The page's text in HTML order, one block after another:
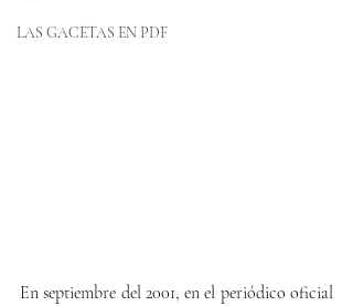
LAS GACETAS EN PDF
En septiembre del 2001, en el periódico oficial